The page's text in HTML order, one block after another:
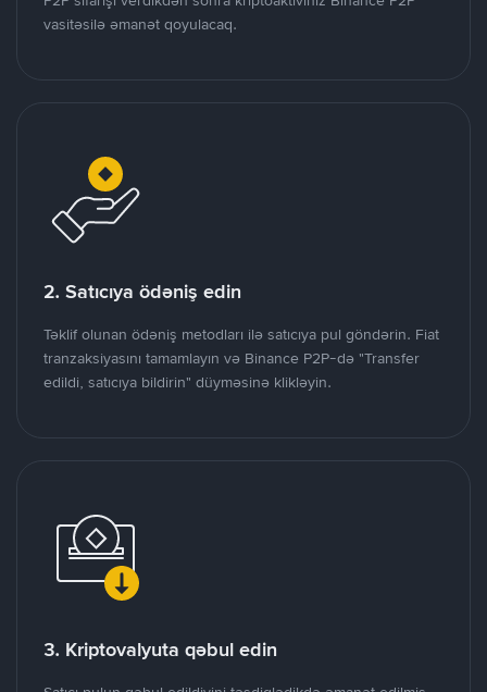
vasitəsilə əmanət qoyulacaq.
2. Satıcıya ödəniş edin
Təklif olunan ödəniş metodları ilə satıcıya pul göndərin. Fiat
tranzaksiyasını tamamlayın və Binance P2P-də "Transfer
edildi, satıcıya bildirin" düyməsinə klikləyin.
3. Kriptovalyuta qəbul edin